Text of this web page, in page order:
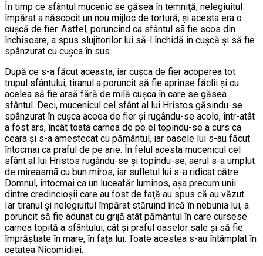
În timp ce sfântul mucenic se găsea în temniţă, nelegiuitul
împărat a născocit un nou mijloc de tortură; şi acesta era o
cuşcă de fier. Astfel, poruncind ca sfântul sã fie scos din
închisoare, a spus slujitorilor lui să-l închidă în cuşcă şi să fie
spânzurat cu cuşca în sus.
După ce s-a făcut aceasta, iar cuşca de fier acoperea tot
trupul sfântului, tiranul a poruncit să fie aprinse făclii şi cu
acelea să fie arsă fără de milă cuşca în care se găsea
sfântul. Deci, mucenicul cel sfânt al lui Hristos găsindu-se
spânzurat în cuşca aceea de fier şi rugându-se acolo, într-atât
a fost ars, încât toatã carnea de pe el topindu-se a curs ca
ceara şi s-a amestecat cu pământul, iar oasele lui s-au făcut
întocmai ca praful de pe arie. În felul acesta mucenicul cel
sfânt al lui Hristos rugându-se şi topindu-se, aerul s-a umplut
de mireasmã cu bun miros, iar sufletul lui s-a ridicat către
Domnul, întocmai ca un luceafăr luminos, aşa precum unii
dintre credincioşii care au fost de faţă au spus că au văzut.
Iar tiranul şi nelegiuitul împărat stăruind încă în nebunia lui, a
poruncit să fie adunat cu grijă atât pământul în care cursese
carnea topită a sfântului, cât şi praful oaselor sale şi să fie
împrăştiate în mare, în faţa lui. Toate acestea s-au întâmplat în
cetatea Nicomidiei.